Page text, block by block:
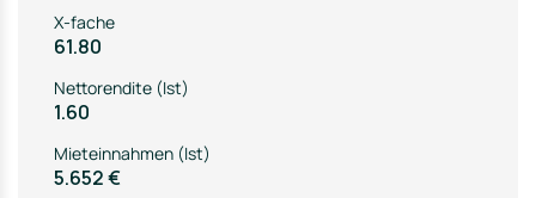
X-fache
61.80
Nettorendite (Ist)
1.60
Mieteinnahmen (Ist)
5.652 €